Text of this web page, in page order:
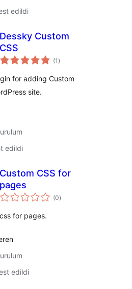
edildi
Dessky Custom
CSS
(1 toplam
puan
)
for adding Custom
site.
edildi
Custom CSS for
pages
(0toplam
puan
)
for pages.
edildi